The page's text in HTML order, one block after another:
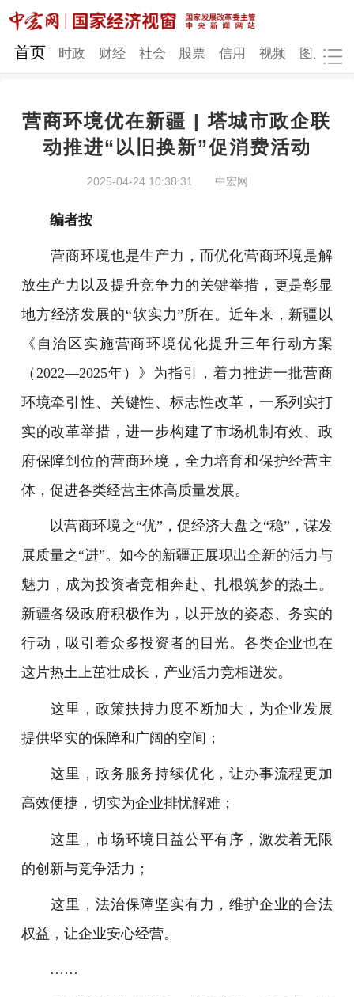
网站地图
时政 财经 社会 股票
图片
首页 时政 财经 社会 股票 信用 视频 图片
营商环境优在新疆 | 塔城市政企联
动推进“以旧换新”促消费活动
2025-04-24 10:38:31 中宏网
编者按
营商环境也是生产力，而优化营商环境是解
放生产力以及提升竞争力的关键举措，更是彰显
地方经济发展的“软实力”所在。近年来，新疆以
《自治区实施营商环境优化提升三年行动方案
（2022—2025年）》为指引，着力推进一批营商
环境牵引性、关键性、标志性改革，一系列实打
实的改革举措，进一步构建了市场机制有效、政
府保障到位的营商环境，全力培育和保护经营主
体，促进各类经营主体高质量发展。
以营商环境之“优”，促经济大盘之“稳”，谋发
展质量之“进”。如今的新疆正展现出全新的活力与
魅力，成为投资者竞相奔赴、扎根筑梦的热土。
新疆各级政府积极作为，以开放的姿态、务实的
行动，吸引着众多投资者的目光。各类企业也在
这片热土上茁壮成长，产业活力竞相迸发。
这里，政策扶持力度不断加大，为企业发展
提供坚实的保障和广阔的空间；
这里，政务服务持续优化，让办事流程更加
高效便捷，切实为企业排忧解难；
这里，市场环境日益公平有序，激发着无限
的创新与竞争活力；
这里，法治保障坚实有力，维护企业的合法
权益，让企业安心经营。
……